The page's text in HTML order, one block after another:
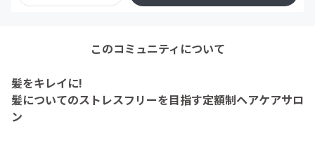
このコミュニティについて
髪をキレイに!
髪についてのストレスフリーを目指す定額制ヘアケアサロ
ン